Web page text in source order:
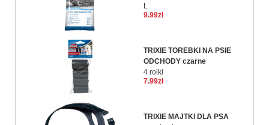
L
9.99zł
TRIXIE TOREBKI NA PSIE
ODCHODY czarne
4 rolki
7.99zł
TRIXIE MAJTKI DLA PSA